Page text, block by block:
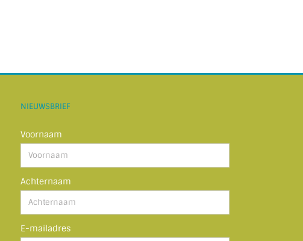
NIEUWSBRIEF
Voornaam
Achternaam
E-mailadres